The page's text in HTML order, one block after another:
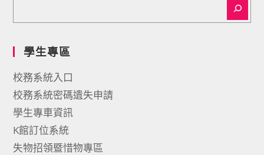
學生專區
校務系統入口
校務系統密碼遺失申請
學生專車資訊
K館訂位系統
失物招領暨惜物專區